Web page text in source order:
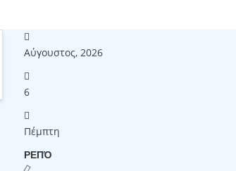
Αύγουστος, 2026
6
Πέμπτη
ΡΕΠΌ